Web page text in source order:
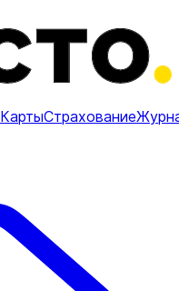
КартыСтрахование